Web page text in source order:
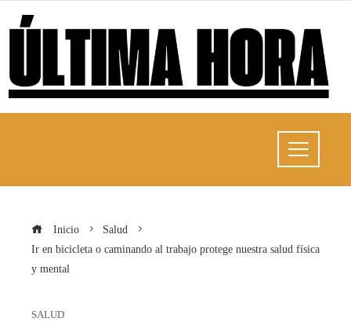
Inicio
Salud
Ir en bicicleta o caminando al trabajo protege nuestra salud física
y mental
SALUD